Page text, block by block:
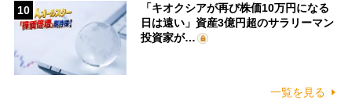
10
「キオクシアが再び株価10万円になる
日は遠い」資産3億円超のサラリーマン
投資家が…
一覧を見る